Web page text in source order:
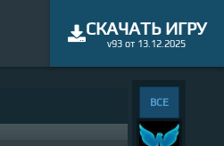
СКАЧАТЬ ИГРУ
v93 от 13.12.2025
ВСЕ